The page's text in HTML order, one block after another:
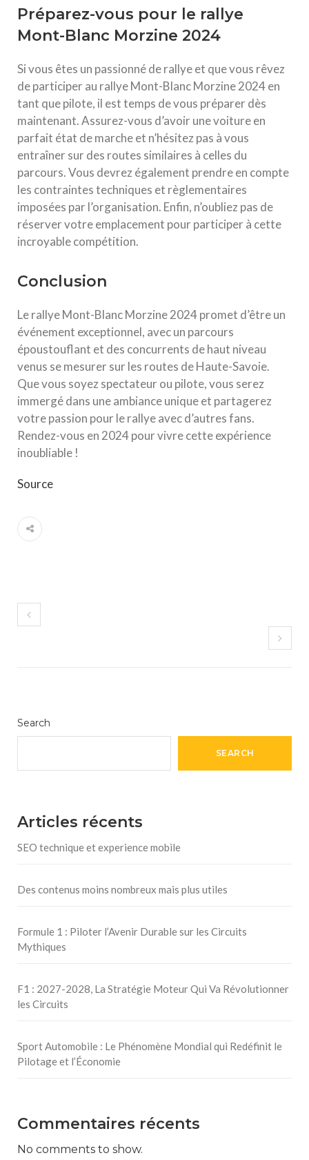
Préparez-vous pour le rallye
Mont-Blanc Morzine 2024
Si vous êtes un passionné de rallye et que vous rêvez
de participer au rallye Mont-Blanc Morzine 2024 en
tant que pilote, il est temps de vous préparer dès
maintenant. Assurez-vous d’avoir une voiture en
parfait état de marche et n’hésitez pas à vous
entraîner sur des routes similaires à celles du
parcours. Vous devrez également prendre en compte
les contraintes techniques et règlementaires
imposées par l’organisation. Enfin, n’oubliez pas de
réserver votre emplacement pour participer à cette
incroyable compétition.
Conclusion
Le rallye Mont-Blanc Morzine 2024 promet d’être un
événement exceptionnel, avec un parcours
époustouflant et des concurrents de haut niveau
venus se mesurer sur les routes de Haute-Savoie.
Que vous soyez spectateur ou pilote, vous serez
immergé dans une ambiance unique et partagerez
votre passion pour le rallye avec d’autres fans.
Rendez-vous en 2024 pour vivre cette expérience
inoubliable !
Source
Search
SEARCH
Articles récents
SEO technique et experience mobile
Des contenus moins nombreux mais plus utiles
Formule 1 : Piloter l’Avenir Durable sur les Circuits
Mythiques
F1 : 2027-2028, La Stratégie Moteur Qui Va Révolutionner
les Circuits
Sport Automobile : Le Phénomène Mondial qui Redéfinit le
Pilotage et l’Économie
Commentaires récents
No comments to show.